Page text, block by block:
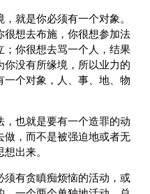
就是你必须有一个对象。
很想去布施，你很想参加法
你很想去骂一个人，结果
没有所缘境，所以业力的
个对象，人、事、地、物
，也就是要有一个造罪的动
，而不是被强迫地或者无
出来。
须有贪瞋痴烦恼的活动，或